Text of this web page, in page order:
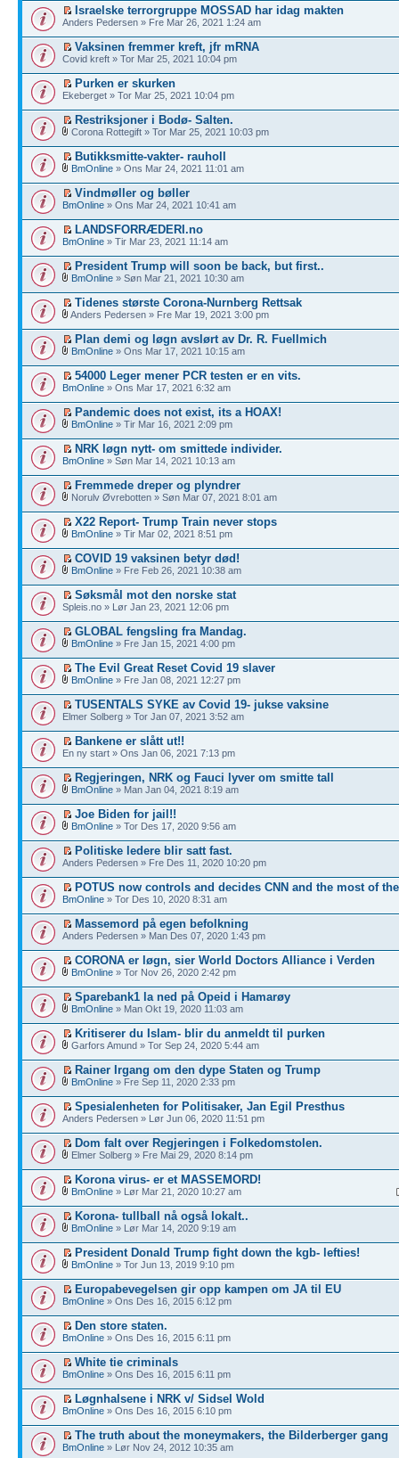
Israelske terrorgruppe MOSSAD har idag makten
Anders Pedersen » Fre Mar 26, 2021 1:24 am
Vaksinen fremmer kreft, jfr mRNA
Covid kreft » Tor Mar 25, 2021 10:04 pm
Purken er skurken
Ekeberget » Tor Mar 25, 2021 10:04 pm
Restriksjoner i Bodø- Salten.
Corona Rottegift » Tor Mar 25, 2021 10:03 pm
Butikksmitte-vakter- rauholl
BmOnline » Ons Mar 24, 2021 11:01 am
Vindmøller og bøller
BmOnline » Ons Mar 24, 2021 10:41 am
LANDSFORRÆDERI.no
BmOnline » Tir Mar 23, 2021 11:14 am
President Trump will soon be back, but first..
BmOnline » Søn Mar 21, 2021 10:30 am
Tidenes største Corona-Nurnberg Rettsak
Anders Pedersen » Fre Mar 19, 2021 3:00 pm
Plan demi og løgn avslørt av Dr. R. Fuellmich
BmOnline » Ons Mar 17, 2021 10:15 am
54000 Leger mener PCR testen er en vits.
BmOnline » Ons Mar 17, 2021 6:32 am
Pandemic does not exist, its a HOAX!
BmOnline » Tir Mar 16, 2021 2:09 pm
NRK løgn nytt- om smittede individer.
BmOnline » Søn Mar 14, 2021 10:13 am
Fremmede dreper og plyndrer
Norulv Øvrebotten » Søn Mar 07, 2021 8:01 am
X22 Report- Trump Train never stops
BmOnline » Tir Mar 02, 2021 8:51 pm
COVID 19 vaksinen betyr død!
BmOnline » Fre Feb 26, 2021 10:38 am
Søksmål mot den norske stat
Spleis.no » Lør Jan 23, 2021 12:06 pm
GLOBAL fengsling fra Mandag.
BmOnline » Fre Jan 15, 2021 4:00 pm
The Evil Great Reset Covid 19 slaver
BmOnline » Fre Jan 08, 2021 12:27 pm
TUSENTALS SYKE av Covid 19- jukse vaksine
Elmer Solberg » Tor Jan 07, 2021 3:52 am
Bankene er slått ut!!
En ny start » Ons Jan 06, 2021 7:13 pm
Regjeringen, NRK og Fauci lyver om smitte tall
BmOnline » Man Jan 04, 2021 8:19 am
Joe Biden for jail!!
BmOnline » Tor Des 17, 2020 9:56 am
Politiske ledere blir satt fast.
Anders Pedersen » Fre Des 11, 2020 10:20 pm
POTUS now controls and decides CNN and the most of
BmOnline » Tor Des 10, 2020 8:31 am
Massemord på egen befolkning
Anders Pedersen » Man Des 07, 2020 1:43 pm
CORONA er løgn, sier World Doctors Alliance i Verden
BmOnline » Tor Nov 26, 2020 2:42 pm
Sparebank1 la ned på Opeid i Hamarøy
BmOnline » Man Okt 19, 2020 11:03 am
Kritiserer du Islam- blir du anmeldt til purken
Garfors Amund » Tor Sep 24, 2020 5:44 am
Rainer Irgang om den dype Staten og Trump
BmOnline » Fre Sep 11, 2020 2:33 pm
Spesialenheten for Politisaker, Jan Egil Presthus
Anders Pedersen » Lør Jun 06, 2020 11:51 pm
Dom falt over Regjeringen i Folkedomstolen.
Elmer Solberg » Fre Mai 29, 2020 8:14 pm
Korona virus- er et MASSEMORD!
BmOnline » Lør Mar 21, 2020 10:27 am
Korona- tullball nå også lokalt..
BmOnline » Lør Mar 14, 2020 9:19 am
President Donald Trump fight down the kgb- lefties!
BmOnline » Tor Jun 13, 2019 9:10 pm
Europabevegelsen gir opp kampen om JA til EU
BmOnline » Ons Des 16, 2015 6:12 pm
Den store staten.
BmOnline » Ons Des 16, 2015 6:11 pm
White tie criminals
BmOnline » Ons Des 16, 2015 6:11 pm
Løgnhalsene i NRK v/ Sidsel Wold
BmOnline » Ons Des 16, 2015 6:10 pm
The truth about the moneymakers, the Bilderberger gang
BmOnline » Lør Nov 24, 2012 10:35 am